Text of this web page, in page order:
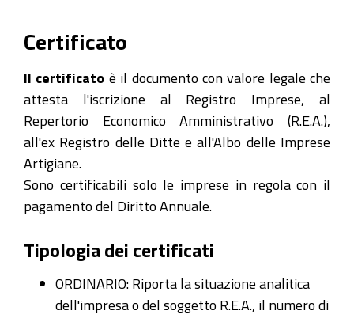
Certificato
Il certificato è il documento con valore legale che
attesta l'iscrizione al Registro Imprese, al
Repertorio Economico Amministrativo (R.E.A.),
all'ex Registro delle Ditte e all'Albo delle Imprese
Artigiane.
Sono certificabili solo le imprese in regola con il
pagamento del Diritto Annuale.
Tipologia dei certificati
ORDINARIO: Riporta la situazione analitica
dell'impresa o del soggetto R.E.A., il numero di